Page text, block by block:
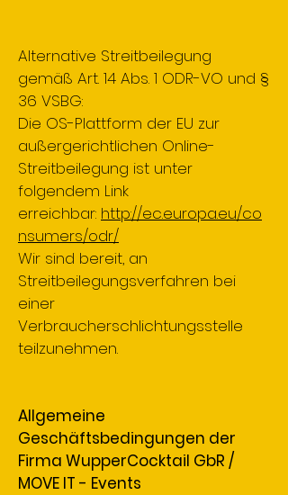
Alternative Streitbeilegung
gemäß Art. 14 Abs. 1 ODR-VO und §
36 VSBG:
Die OS-Plattform der EU zur
außergerichtlichen Online-
Streitbeilegung ist unter
folgendem Link
erreichbar: http://ec.europa.eu/co
nsumers/odr/
Wir sind bereit, an
Streitbeilegungsverfahren bei
einer
Verbraucherschlichtungsstelle
teilzunehmen.
Allgemeine
Geschäftsbedingungen der
Firma WupperCocktail GbR /
MOVE IT - Events